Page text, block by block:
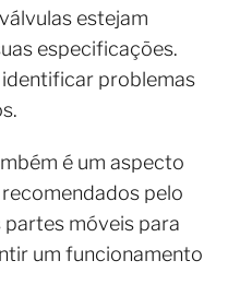
estejam
especificações.
problemas
é um aspecto
pelo
móveis para
um funcionamento